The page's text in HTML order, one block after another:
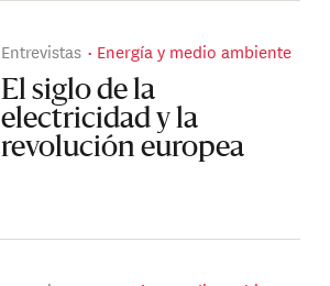
Entrevistas Energía y medio ambiente
El siglo de la
electricidad y la
revolución europea